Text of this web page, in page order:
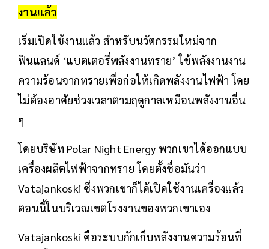
งานแล้ว
เริ่มเปิดใช้งานแล้ว สำหรับนวัตกรรมใหม่จาก
ฟินแลนด์ ‘แบตเตอรี่พลังงานทราย’ ใช้พลังงานงาน
ความร้อนจากทรายเพื่อก่อให้เกิดพลังงานไฟฟ้า โดย
ไม่ต้องอาศัยช่วงเวลาตามฤดูกาลเหมือนพลังงานอื่น
ๆ
โดยบริษัท Polar Night Energy พวกเขาได้ออกแบบ
เครื่องผลิตไฟฟ้าจากทราย โดยตั้งชื่อมันว่า
Vatajankoski ซึ่งพวกเขาก็ได้เปิดใช้งานเครื่องแล้ว
ตอนนี้ในบริเวณเขตโรงงานของพวกเขาเอง
Vatajankoski คือระบบกักเก็บพลังงานความร้อนที่